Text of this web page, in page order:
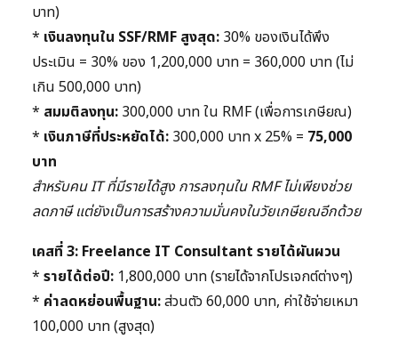
บาท)
* เงินลงทุนใน SSF/RMF สูงสุด: 30% ของเงินได้พึง
ประเมิน = 30% ของ 1,200,000 บาท = 360,000 บาท (ไม่
เกิน 500,000 บาท)
* สมมติลงทุน: 300,000 บาท ใน RMF (เพื่อการเกษียณ)
* เงินภาษีที่ประหยัดได้: 300,000 บาท x 25% = 75,000
บาท
สำหรับคน IT ที่มีรายได้สูง การลงทุนใน RMF ไม่เพียงช่วย
ลดภาษี แต่ยังเป็นการสร้างความมั่นคงในวัยเกษียณอีกด้วย
เคสที่ 3: Freelance IT Consultant รายได้ผันผวน
* รายได้ต่อปี: 1,800,000 บาท (รายได้จากโปรเจกต์ต่างๆ)
* ค่าลดหย่อนพื้นฐาน:ส่วนตัว 60,000 บาท, ค่าใช้จ่ายเหมา
100,000 บาท (สูงสุด)